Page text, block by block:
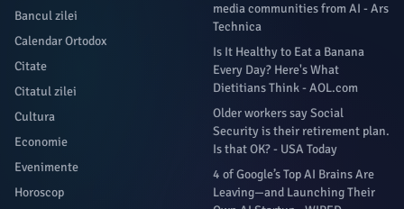
Bancul zilei
Calendar Ortodox
Citate
Citatul zilei
Cultura
Economie
Evenimente
Horoscop
media communities from AI - Ars
Technica
Is It Healthy to Eat a Banana
Every Day? Here's What
Dietitians Think - AOL.com
Older workers say Social
Security is their retirement plan.
Is that OK? - USA Today
4 of Google’s Top AI Brains Are
Leaving—and Launching Their